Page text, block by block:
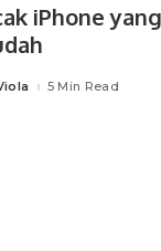
iPhone
5 Min Read